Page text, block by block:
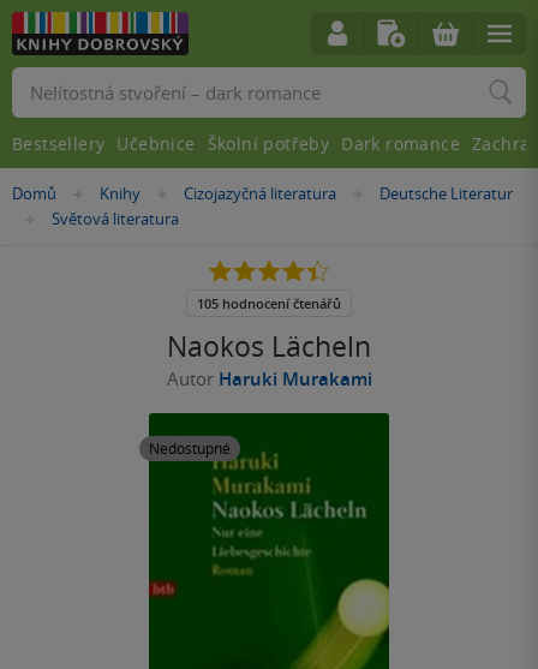
Nacházíte
Domů »Knihy »Cizojazyčná literatura »
Deutsche Literatur
»
Světová literatura
Naokos Lächeln
Autor Haruki Murakami
Nedostupné
4.4
5
105 hodnocení čtenářů
Vyhledávání
Bestsellery Učebnice Školní potřeby Dark romance